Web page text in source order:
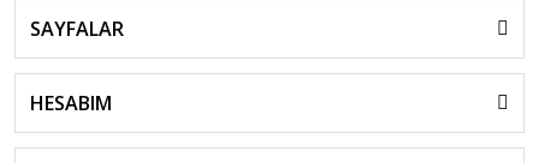
SAYFALAR
HESABIM